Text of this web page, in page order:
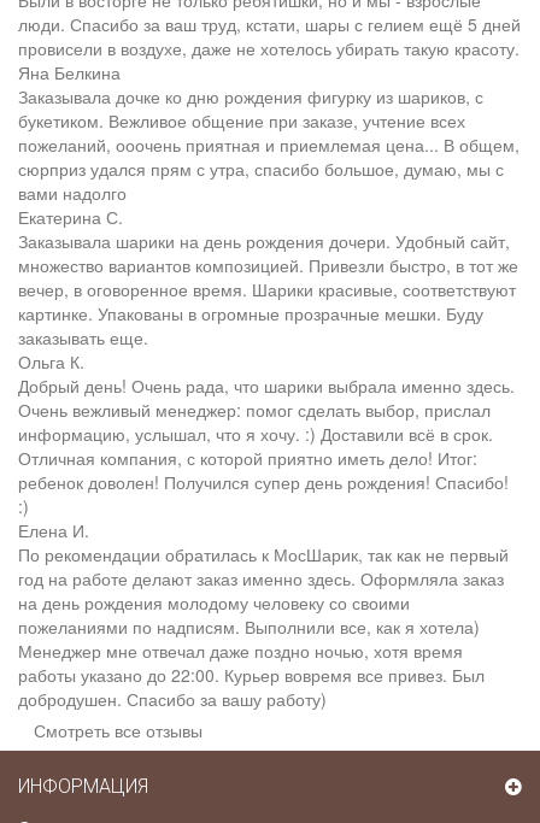
люди. Спасибо за ваш труд, кстати, шары с гелием ещё 5 дней
провисели в воздухе, даже не хотелось убирать такую красоту.
Яна Белкина
Заказывала дочке ко дню рождения фигурку из шариков, с
букетиком. Вежливое общение при заказе, учтение всех
пожеланий, ооочень приятная и приемлемая цена... В общем,
сюрприз удался прям с утра, спасибо большое, думаю, мы с
вами надолго
Екатерина С.
Заказывала шарики на день рождения дочери. Удобный сайт,
множество вариантов композицией. Привезли быстро, в тот же
вечер, в оговоренное время. Шарики красивые, соответствуют
картинке. Упакованы в огромные прозрачные мешки. Буду
заказывать еще.
Ольга К.
Добрый день! Очень рада, что шарики выбрала именно здесь.
Очень вежливый менеджер: помог сделать выбор, прислал
информацию, услышал, что я хочу. :) Доставили всё в срок.
Отличная компания, с которой приятно иметь дело! Итог:
ребенок доволен! Получился супер день рождения! Спасибо!
:)
Елена И.
По рекомендации обратилась к МосШарик, так как не первый
год на работе делают заказ именно здесь. Оформляла заказ
на день рождения молодому человеку со своими
пожеланиями по надписям. Выполнили все, как я хотела)
Менеджер мне отвечал даже поздно ночью, хотя время
работы указано до 22:00. Курьер вовремя все привез. Был
добродушен. Спасибо за вашу работу)
Смотреть все отзывы
ИНФОРМАЦИЯ